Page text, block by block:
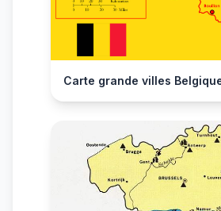
Carte grande villes